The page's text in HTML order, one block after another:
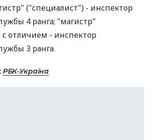
("специалист") - инспектор
4 ранга; "магистр"
отличием - инспектор
3 ранга.
РБК-Україна